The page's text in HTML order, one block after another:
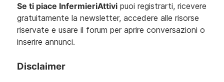
Se ti piace InfermieriAttivi puoi registrarti, ricevere
gratuitamente la newsletter, accedere alle risorse
riservate e usare il forum per aprire conversazioni o
inserire annunci.
Disclaimer